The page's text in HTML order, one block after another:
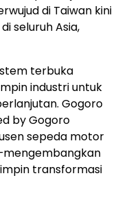
di Taiwan kini
seluruh Asia,
terbuka
industri untuk
Gogoro
by Gogoro
sepeda motor
transformasi